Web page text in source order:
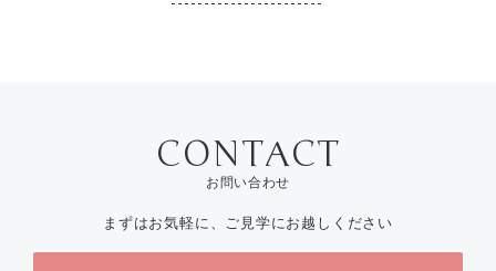
お問い合わせ
まずはお気軽に、ご見学にお越しください